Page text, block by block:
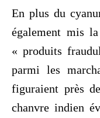
En plus du
également mis
« produits
parmi les
figuraient près
chanvre indien